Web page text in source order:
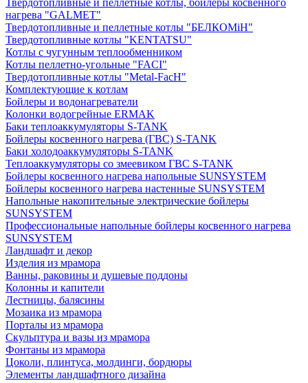
Твердотопливные и пеллетные котлы, бойлеры косвенного
нагрева "GALMET"
Твердотопливные и пеллетные котлы "БЕЛКОМiН"
Твердотопливные котлы "KENTATSU"
Котлы с чугунным теплообменником
Котлы пеллетно-угольные "FACI"
Твердотопливные котлы "Metal-FacH"
Комплектующие к котлам
Бойлеры и водонагреватели
Колонки водогрейные ERMAK
Баки теплоаккумуляторы S-TANK
Бойлеры косвенного нагрева (ГВС) S-TANK
Баки холодоаккумуляторы S-TANK
Теплоаккумуляторы со змеевиком ГВС S-TANK
Бойлеры косвенного нагрева напольные SUNSYSTEM
Бойлеры косвенного нагрева настенные SUNSYSTEM
Напольные накопительные электрические бойлеры
SUNSYSTEM
Профессиональные напольные бойлеры косвенного нагрева
SUNSYSTEM
Ландшафт и декор
Изделия из мрамора
Ванны, раковины и душевые поддоны
Колонны и капители
Лестницы, балясины
Мозаика из мрамора
Порталы из мрамора
Скульптура и вазы из мрамора
Фонтаны из мрамора
Цоколи, плинтуса, молдинги, бордюры
Элементы ландшафтного дизайна